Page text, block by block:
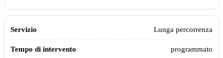
Lunga percorrenza
programmato